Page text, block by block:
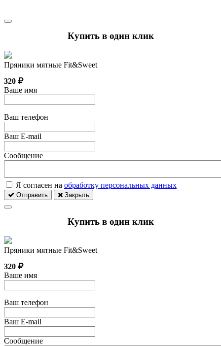
Купить в один клик
Пряники мятные Fit&Sweet
320
Ваше имя
Ваш телефон
Ваш E-mail
Сообщение
Я согласен на обработку персональных данных
Отправить Закрыть
Купить в один клик
Пряники мятные Fit&Sweet
320
Ваше имя
Ваш телефон
Ваш E-mail
Сообщение